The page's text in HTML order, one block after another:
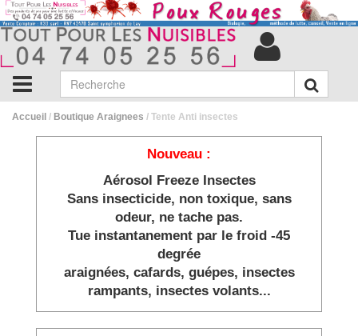
Accueil / Boutique Araignees / Tente Anti insectes
Nouveau :
Aérosol Freeze Insectes
Sans insecticide, non toxique, sans
odeur, ne tache pas.
Tue instantanement par le froid -45
degrée
araignées, cafards, guépes, insectes
rampants, insectes volants...